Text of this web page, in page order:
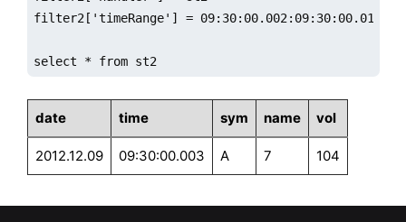
filter2['timeRange'] = 09:30:00.002:09:30:00.010
select * from st2
date time sym name vol
2012.12.09 09:30:00.003 A 7 104